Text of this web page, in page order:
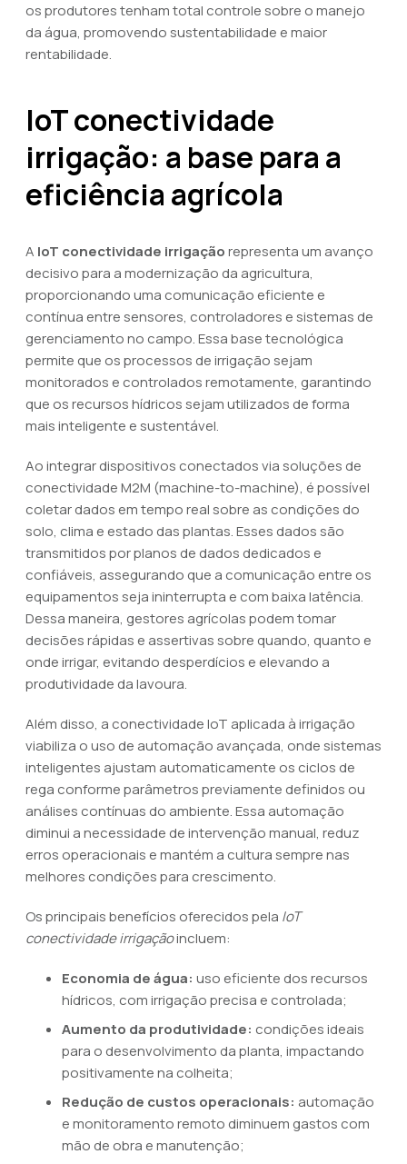
os produtores tenham total controle sobre o manejo
da água, promovendo sustentabilidade e maior
rentabilidade.
IoT conectividade
irrigação: a base para a
eficiência agrícola
A IoT conectividade irrigaçãorepresenta um avanço
decisivo para a modernização da agricultura,
proporcionando uma comunicação eficiente e
contínua entre sensores, controladores e sistemas de
gerenciamento no campo. Essa base tecnológica
permite que os processos de irrigação sejam
monitorados e controlados remotamente, garantindo
que os recursos hídricos sejam utilizados de forma
mais inteligente e sustentável.
Ao integrar dispositivos conectados via soluções de
conectividade M2M (machine-to-machine), é possível
coletar dados em tempo real sobre as condições do
solo, clima e estado das plantas. Esses dados são
transmitidos por planos de dados dedicados e
confiáveis, assegurando que a comunicação entre os
equipamentos seja ininterrupta e com baixa latência.
Dessa maneira, gestores agrícolas podem tomar
decisões rápidas e assertivas sobre quando, quanto e
onde irrigar, evitando desperdícios e elevando a
produtividade da lavoura.
Além disso, a conectividade IoT aplicada à irrigação
viabiliza o uso de automação avançada, onde sistemas
inteligentes ajustam automaticamente os ciclos de
rega conforme parâmetros previamente definidos ou
análises contínuas do ambiente. Essa automação
diminui a necessidade de intervenção manual, reduz
erros operacionais e mantém a cultura sempre nas
melhores condições para crescimento.
Os principais benefícios oferecidos pela IoT
conectividade irrigaçãoincluem:
Economia de água: uso eficiente dos recursos
hídricos, com irrigação precisa e controlada;
Aumento da produtividade: condições ideais
para o desenvolvimento da planta, impactando
positivamente na colheita;
Redução de custos operacionais: automação
e monitoramento remoto diminuem gastos com
mão de obra e manutenção;